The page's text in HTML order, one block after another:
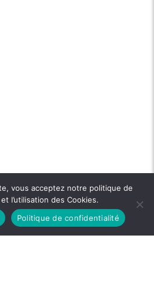
vous acceptez notre politique de
l’utilisation des Cookies.
Politique de confidentialité